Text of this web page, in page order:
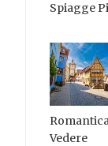
Spiagge
Vedere